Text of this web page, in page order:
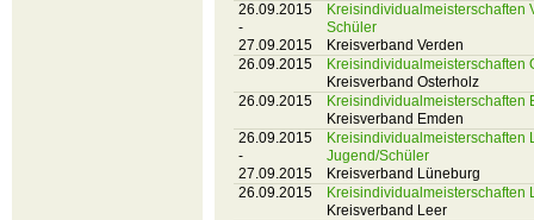
26.09.2015
-
27.09.2015
Kreisindividualmeisterschaften
Schüler
Kreisverband Verden
26.09.2015
Kreisindividualmeisterschaften
Kreisverband Osterholz
26.09.2015
Kreisindividualmeisterschaften
Kreisverband Emden
26.09.2015
-
27.09.2015
Kreisindividualmeisterschaften
Jugend/Schüler
Kreisverband Lüneburg
26.09.2015
Kreisindividualmeisterschaften
Kreisverband Leer